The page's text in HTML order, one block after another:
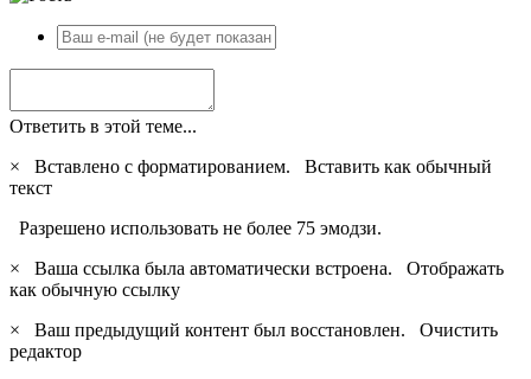
Ответить в этой теме...
×
Вставлено с форматированием. Вставить как обычный
текст
Разрешено использовать не более 75 эмодзи.
×
Ваша ссылка была автоматически встроена. Отображать
как обычную ссылку
×
Ваш предыдущий контент был восстановлен. Очистить
редактор